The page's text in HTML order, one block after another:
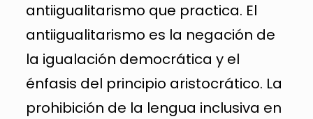
antiigualitarismo que practica. El
antiigualitarismo es la negación de
la igualación democrática y el
énfasis del principio aristocrático. La
prohibición de la lengua inclusiva en